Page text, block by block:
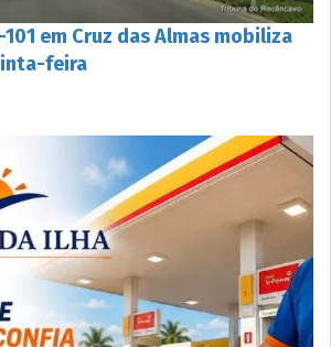
em Cruz das Almas mobiliza
feira